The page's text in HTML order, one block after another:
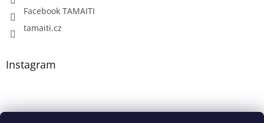
Facebook TAMAITI
tamaiti.cz
Instagram